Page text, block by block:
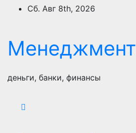
ПерейтиСб. Авг 8th, 2026
Менеджмент
деньги, банки, финансы